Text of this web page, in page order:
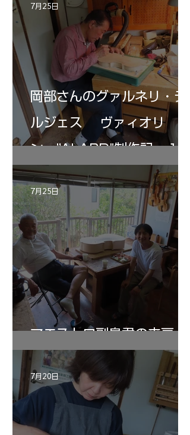
岡部さんのグァルネリ・デ
ルジェス ヴァィオリ
ン ”ALARD"制作記 １2
7月25日
マエストロ副島君の来房
7月25日
7月20日